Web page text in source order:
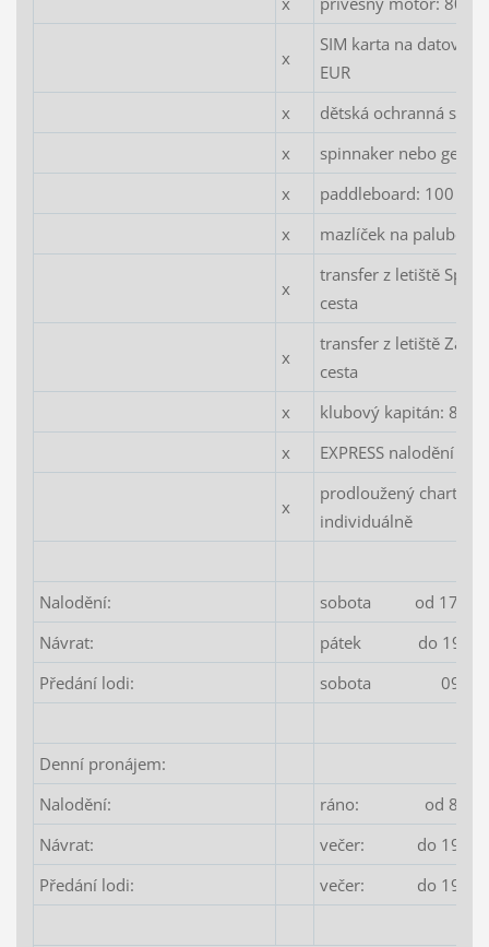
x
SIM karta na datové
EUR
x
dětská ochranná síť
x
spinnaker nebo
x
paddleboard: 100
x
mazlíček na palubě:
x
transfer z letiště Split:
cesta
x
transfer z letiště
cesta
x
klubový kapitán: 80
x
EXPRESS nalodění
x
prodloužený charter:
individuálně
Nalodění:
sobota od 17:00
Návrat:
pátek do 19:00
Předání lodi:
sobota 09:00
Denní pronájem:
Nalodění:
ráno: od 8:00
Návrat:
večer: do 19:00
Předání lodi:
večer: do 19:00